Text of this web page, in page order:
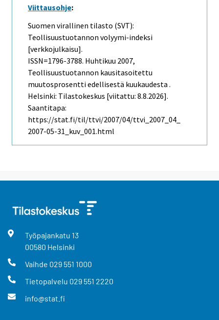
Viittausohje:
Suomen virallinen tilasto (SVT):
Teollisuustuotannon volyymi-indeksi
[verkkojulkaisu].
ISSN=1796-3788. Huhtikuu 2007,
Teollisuustuotannon kausitasoitettu
muutosprosentti edellisestä kuukaudesta .
Helsinki: Tilastokeskus [viitattu: 8.8.2026].
Saantitapa:
https://stat.fi/til/ttvi/2007/04/ttvi_2007_04_
2007-05-31_kuv_001.html
Työpajankatu 13
00580 Helsinki
Vaihde 029 551 1000
Tietopalvelu 029 551 2220
info@stat.fi